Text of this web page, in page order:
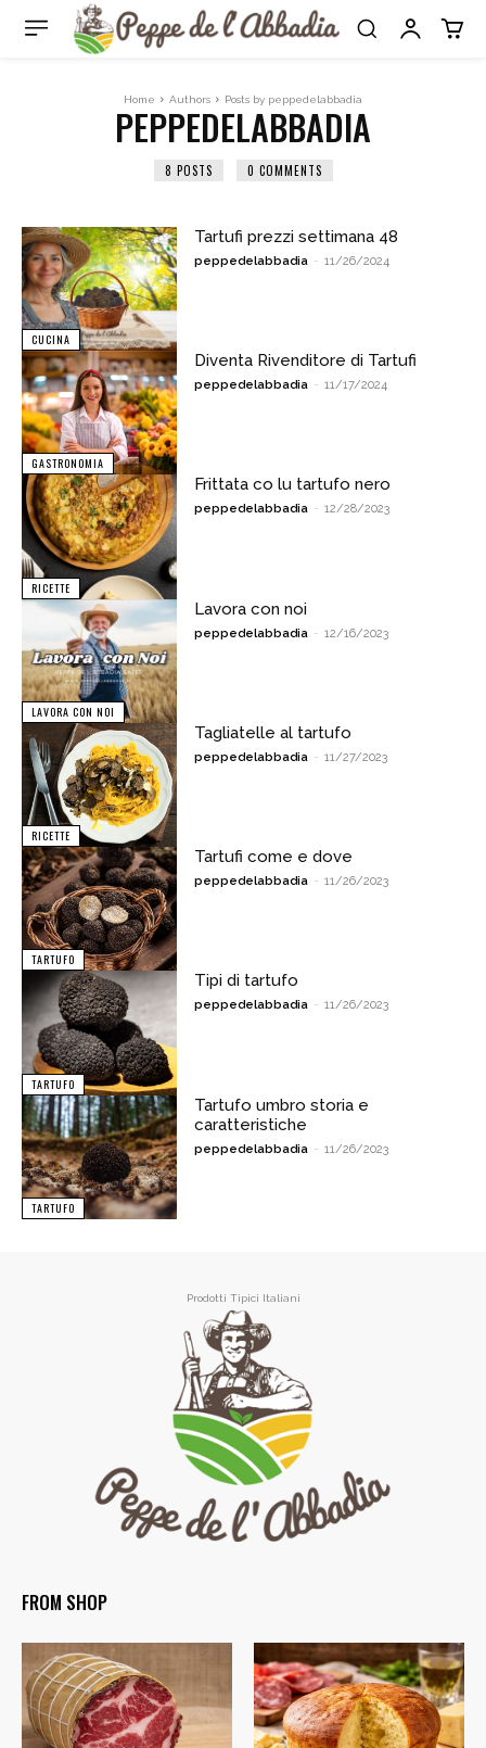
Home Authors Posts by peppedelabbadia
PEPPEDELABBADIA
8 POSTS 0 COMMENTS
CUCINA
Tartufi prezzi settimana 48
peppedelabbadia - 11/26/2024
GASTRONOMIA
Diventa Rivenditore di Tartufi
peppedelabbadia - 11/17/2024
RICETTE
Frittata co lu tartufo nero
peppedelabbadia - 12/28/2023
LAVORA CON NOI
Lavora con noi
peppedelabbadia - 12/16/2023
RICETTE
Tagliatelle al tartufo
peppedelabbadia - 11/27/2023
TARTUFO
Tartufi come e dove
peppedelabbadia - 11/26/2023
TARTUFO
Tipi di tartufo
peppedelabbadia - 11/26/2023
TARTUFO
Tartufo umbro storia e
caratteristiche
peppedelabbadia - 11/26/2023
Prodotti Tipici Italiani
FROM SHOP